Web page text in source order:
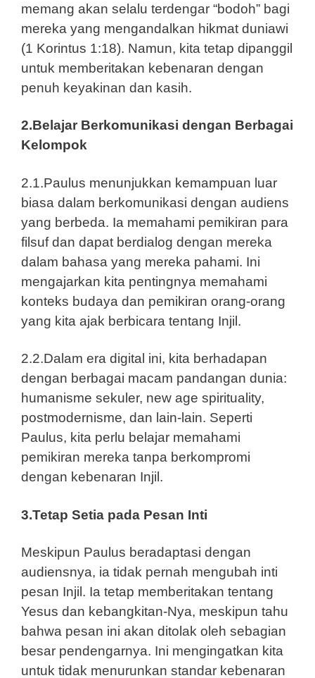
memang akan selalu terdengar “bodoh” bagi
mereka yang mengandalkan hikmat duniawi
(1 Korintus 1:18). Namun, kita tetap dipanggil
untuk memberitakan kebenaran dengan
penuh keyakinan dan kasih.
2.Belajar Berkomunikasi dengan Berbagai
Kelompok
2.1.Paulus menunjukkan kemampuan luar
biasa dalam berkomunikasi dengan audiens
yang berbeda. Ia memahami pemikiran para
filsuf dan dapat berdialog dengan mereka
dalam bahasa yang mereka pahami. Ini
mengajarkan kita pentingnya memahami
konteks budaya dan pemikiran orang-orang
yang kita ajak berbicara tentang Injil.
2.2.Dalam era digital ini, kita berhadapan
dengan berbagai macam pandangan dunia:
humanisme sekuler, new age spirituality,
postmodernisme, dan lain-lain. Seperti
Paulus, kita perlu belajar memahami
pemikiran mereka tanpa berkompromi
dengan kebenaran Injil.
3.Tetap Setia pada Pesan Inti
Meskipun Paulus beradaptasi dengan
audiensnya, ia tidak pernah mengubah inti
pesan Injil. Ia tetap memberitakan tentang
Yesus dan kebangkitan-Nya, meskipun tahu
bahwa pesan ini akan ditolak oleh sebagian
besar pendengarnya. Ini mengingatkan kita
untuk tidak menurunkan standar kebenaran